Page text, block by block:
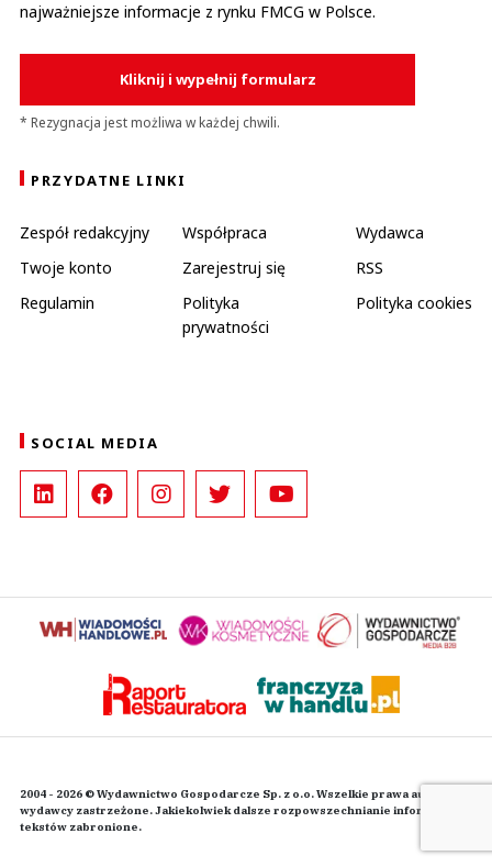
najważniejsze informacje z rynku FMCG w Polsce.
Kliknij i wypełnij formularz
* Rezygnacja jest możliwa w każdej chwili.
PRZYDATNE LINKI
Zespół redakcyjny Współpraca
Wydawca
Twoje konto
Zarejestruj się
RSS
Regulamin
Polityka
prywatności
Polityka cookies
SOCIAL MEDIA
2004 - 2026 © Wydawnictwo Gospodarcze Sp. z o.o. Wszelkie prawa autorskie
wydawcy zastrzeżone. Jakiekolwiek dalsze rozpowszechnianie informacji i
tekstów zabronione.